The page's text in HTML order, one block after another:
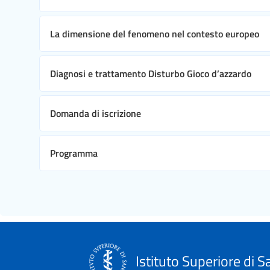
La dimensione del fenomeno nel contesto europeo
Diagnosi e trattamento Disturbo Gioco d’azzardo
Domanda di iscrizione
Programma
Istituto Superiore di